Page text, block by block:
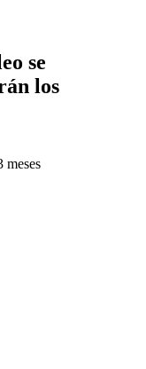
se
los
meses